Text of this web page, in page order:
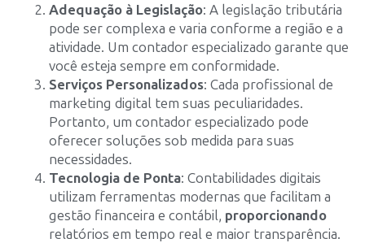
Adequação à Legislação: A legislação tributária
pode ser complexa e varia conforme a região e a
atividade. Um contador especializado garante que
você esteja sempre em conformidade.
Serviços Personalizados: Cada profissional de
marketing digital tem suas peculiaridades.
Portanto, um contador especializado pode
oferecer soluções sob medida para suas
necessidades.
Tecnologia de Ponta: Contabilidades digitais
utilizam ferramentas modernas que facilitam a
gestão financeira e contábil, proporcionando
relatórios em tempo real e maior transparência.